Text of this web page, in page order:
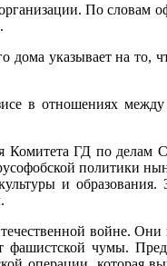
По
дома указывает на
в отношениях
ГД по делам
политики
и образования.
войне. Они
чумы.